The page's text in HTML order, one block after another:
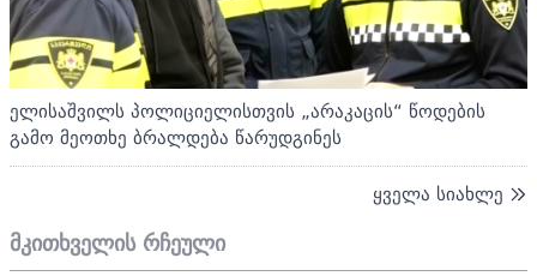
ელისაშვილს პოლიციელისთვის „არაკაცის“ წოდების
გამო მეოთხე ბრალდება წარუდგინეს
ყველა სიახლე
მკითხველის რჩეული